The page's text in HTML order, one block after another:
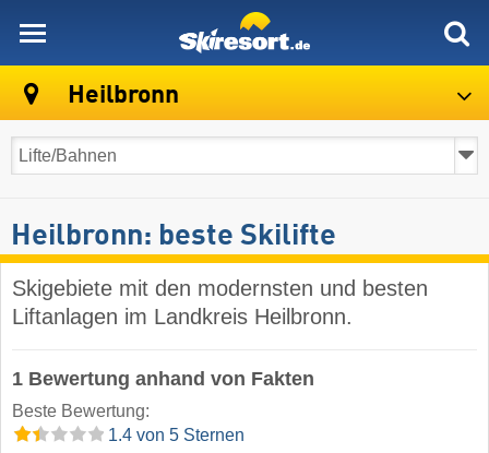
Heilbronn
Heilbronn: beste Skilifte
Skigebiete mit den modernsten und besten
Liftanlagen im Landkreis Heilbronn.
1 Bewertung anhand von Fakten
Beste Bewertung:
1.4 von 5 Sternen